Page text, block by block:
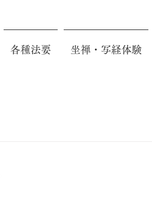
各種法要 坐禅・写経体験